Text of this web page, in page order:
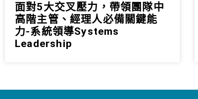
面對5大交叉壓力，帶領團隊中
高階主管、經理人必備關鍵能
力-系統領導Systems
Leadership